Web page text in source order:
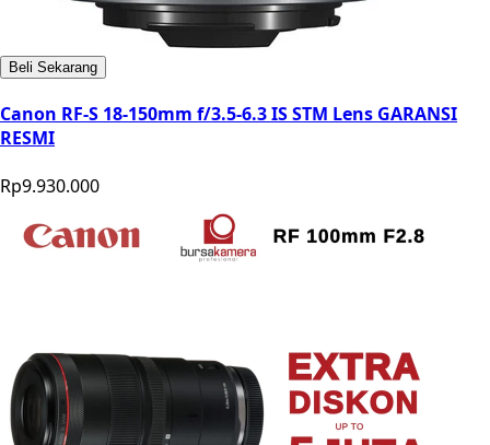
Beli Sekarang
Canon RF-S 18-150mm f/3.5-6.3 IS STM Lens GARANSI
RESMI
Rp9.930.000